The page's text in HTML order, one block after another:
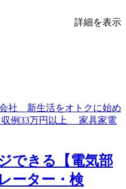
詳細を表示
できる【電気部
ーター・検